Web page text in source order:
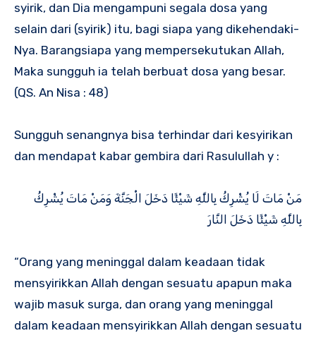
syirik, dan Dia mengampuni segala dosa yang
selain dari (syirik) itu, bagi siapa yang dikehendaki-
Nya. Barangsiapa yang mempersekutukan Allah,
Maka sungguh ia telah berbuat dosa yang besar.
(QS. An Nisa : 48)
Sungguh senangnya bisa terhindar dari kesyirikan
dan mendapat kabar gembira dari Rasulullah y :
مَنْ مَاتَ لَا يُشْرِكُ بِاللَّهِ شَيْئًا دَخَلَ الْجَنَّةَ وَمَنْ مَاتَ يُشْرِكُ
بِاللَّهِ شَيْئًا دَخَلَ النَّارَ
“Orang yang meninggal dalam keadaan tidak
mensyirikkan Allah dengan sesuatu apapun maka
wajib masuk surga, dan orang yang meninggal
dalam keadaan mensyirikkan Allah dengan sesuatu